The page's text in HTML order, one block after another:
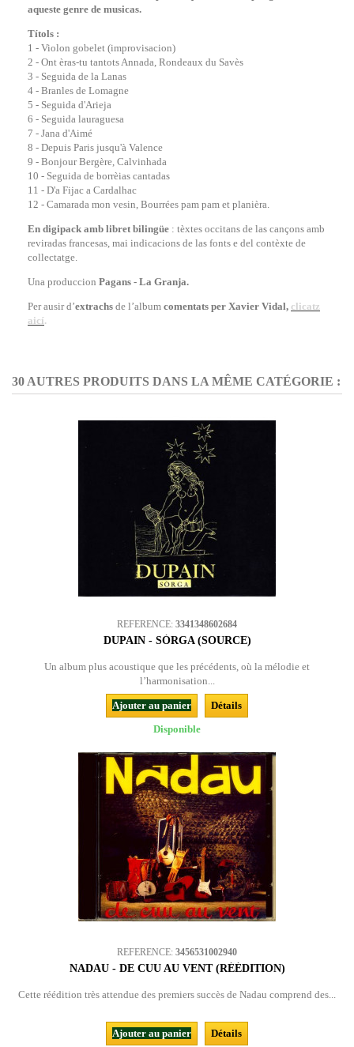
aqueste genre de musicas.
Títols :
1 - Violon gobelet (improvisacion)
2 - Ont èras-tu tantots Annada, Rondeaux du Savès
3 - Seguida de la Lanas
4 - Branles de Lomagne
5 - Seguida d'Arieja
6 - Seguida lauraguesa
7 - Jana d'Aimé
8 - Depuis Paris jusqu'à Valence
9 - Bonjour Bergère, Calvinhada
10 - Seguida de borrèias cantadas
11 - D'a Fijac a Cardalhac
12 - Camarada mon vesin, Bourrées pam pam et planièra.
En digipack amb libret bilingüe : tèxtes occitans de las cançons amb
reviradas francesas, mai indicacions de las fonts e del contèxte de
collectatge.
Una produccion Pagans - La Granja.
Per ausir d’extrachs de l’album comentats per Xavier Vidal, clicatz
aicí.
30 AUTRES PRODUITS DANS LA MÊME CATÉGORIE :
REFERENCE: 3341348602684
DUPAIN - SÒRGA (SOURCE)
Un album plus acoustique que les précédents, où la mélodie et
l’harmonisation...
Ajouter au panier
Détails
Disponible
REFERENCE: 3456531002940
NADAU - DE CUU AU VENT (RÉÉDITION)
Cette réédition très attendue des premiers succès de Nadau comprend des...
Ajouter au panier Détails